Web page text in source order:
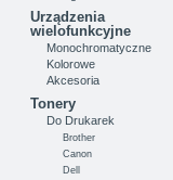
Urządzenia
wielofunkcyjne
Monochromatyczne
Kolorowe
Akcesoria
Tonery
Do Drukarek
Brother
Canon
Dell